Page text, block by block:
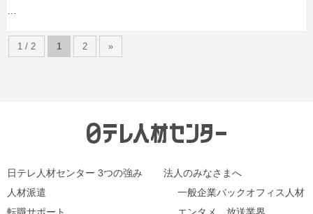
1 / 2 1 2 »
日テレ人材センター 3つの強み
人材派遣
法人のみなさまへ
一般企業バックオフィス人材